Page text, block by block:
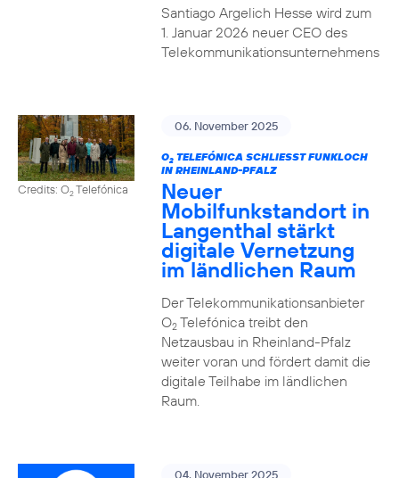
Santiago Argelich Hesse wird zum
1. Januar 2026 neuer CEO des
Telekommunikationsunternehmens
Credits: O2Telefónica
06. November 2025
O2TELEFÓNICA SCHLIESST FUNKLOCH I
N RHEINLAND-PFALZ
Neuer
Mobilfunkstandort in
Langenthal stärkt
digitale Vernetzung
im ländlichen Raum
Der Telekommunikationsanbieter
O2Telefónica treibt den
Netzausbau in Rheinland-Pfalz
weiter voran und fördert damit die
digitale Teilhabe im ländlichen
Raum.
04. November 2025